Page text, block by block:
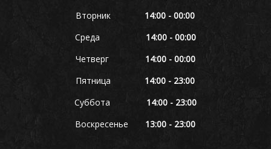
Вторник 14:00 - 00:00
Среда 14:00 - 00:00
Четверг 14:00 - 00:00
Пятница 14:00 - 23:00
Суббота 14:00 - 23:00
Воскресенье 13:00 - 23:00